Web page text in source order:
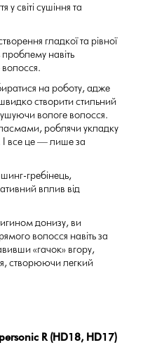
світі сушіння та
гладкої та рівної
навіть
на роботу, адже
створити стильний
вологе волосся.
роблячи укладку
все це — лише за
гребінець,
вплив від
донизу, ви
волосся навіть за
«гачок» вгору,
створюючи легкий
R (HD18, HD17)